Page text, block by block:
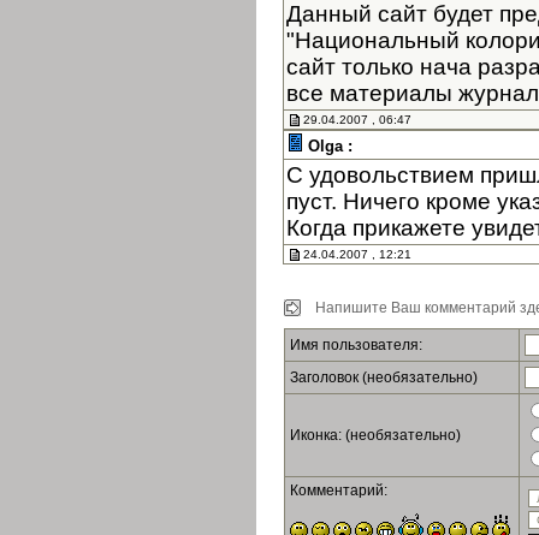
Данный сайт будет
"Национальный
сайт только нача
все материалы
29.04.2007 , 06:47
Olga :
С удовольствием
пуст. Ничего кроме
Когда прикажете
24.04.2007 , 12:21
Напишите Ваш комментарий
Имя пользователя:
Заголовок (необязательно)
Иконка: (необязательно)
Комментарий: